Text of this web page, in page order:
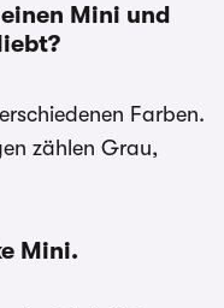
Mini und
Farben.
zählen Grau,
Mini.